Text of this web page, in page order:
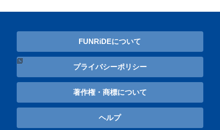
FUNRiDEについて
プライバシーポリシー
著作権・商標について
ヘルプ